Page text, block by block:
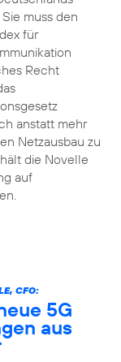
muss den
für
Recht
anstatt mehr
Netzausbau zu
die Novelle
auf
CFO:
5G
aus